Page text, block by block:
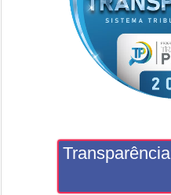
Transparência